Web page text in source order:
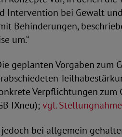
Intervention bei Gewalt
Behinderungen,
um.“
geplanten Vorgaben zum
Verpflichtungen zum
IXneu);vgl. Stellungnahme
bei allgemein